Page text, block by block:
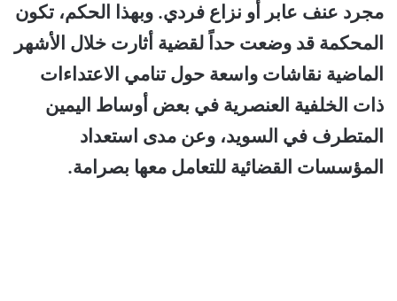
مجرد عنف عابر أو نزاع فردي. وبهذا الحكم، تكون
المحكمة قد وضعت حداً لقضية أثارت خلال الأشهر
الماضية نقاشات واسعة حول تنامي الاعتداءات
ذات الخلفية العنصرية في بعض أوساط اليمين
المتطرف في السويد، وعن مدى استعداد
المؤسسات القضائية للتعامل معها بصرامة.